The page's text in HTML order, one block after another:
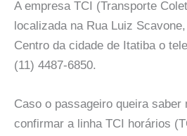
A empresa TCI (Transporte
localizada na Rua Luiz
Centro da cidade de Itatiba o
(11) 4487-6850.
Caso o passageiro queira
confirmar a linha TCI horários